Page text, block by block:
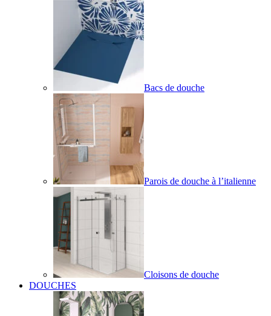
Bacs de douche
Parois de douche à l’italienne
Cloisons de douche
DOUCHES